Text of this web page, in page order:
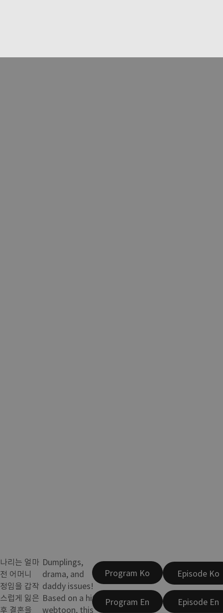
나리는 얼마
전 어머니
정임을 갑작
스럽게 잃은
후 결혼을
Dumplings,
drama, and
daddy issues!
Based on a hit
webtoon, this
Program Ko
Program En
Episode Ko
Episode En